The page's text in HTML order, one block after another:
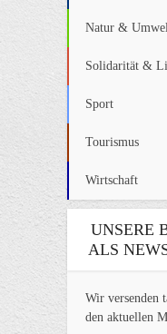
Natur &
Solidarität &
Sport
Tourismus
Wirtschaft
UNSERE
ALS
Wir versenden
den aktuellen